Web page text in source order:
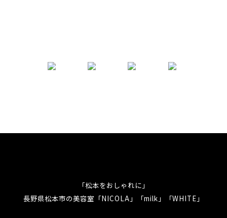
「松本をおしゃれに」
長野県松本市の美容室「NICOLA」「milk」「WHITE」